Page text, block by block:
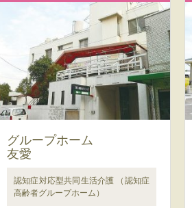
グループホーム
友愛
認知症対応型共同生活介護 （認知症
高齢者グループホーム）